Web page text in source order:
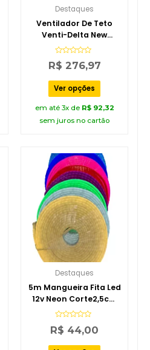
Destaques
Ventilador De Teto
Venti-Delta New
Montana 3 Pás MDF
Avaliação
0
5
R$ 276,97
Ver opções
em até 3x de R$92,32
sem juros no cartão
Destaques
5m Mangueira Fita Led
12v Neon Corte2,5cm
Alto Brilho+ Fonte
Avaliação
0
5
R$ 44,00